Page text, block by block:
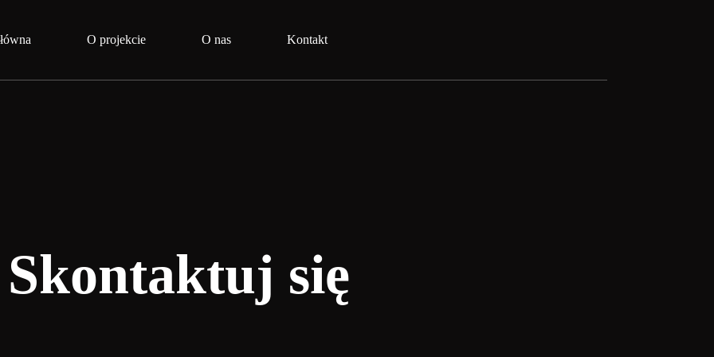
O projekcie O nas Kontakt
Skontaktuj się